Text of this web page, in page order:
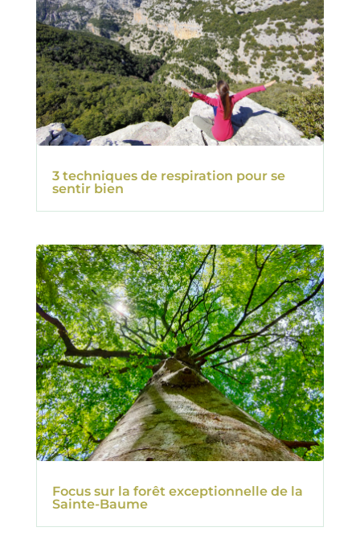
3 techniques de respiration pour se
sentir bien
Focus sur la forêt exceptionnelle de la
Sainte-Baume